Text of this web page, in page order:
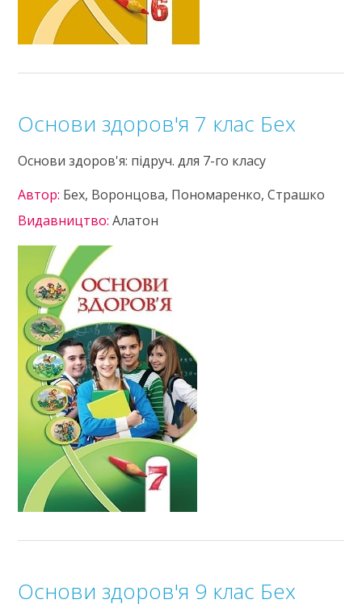
Основи здоров'я 7 клас Бех
Основи здоров'я: підруч. для 7-го класу
Автор: Бех, Воронцова, Пономаренко, Страшко
Видавництво:Алатон
Основи здоров'я 9 клас Бех